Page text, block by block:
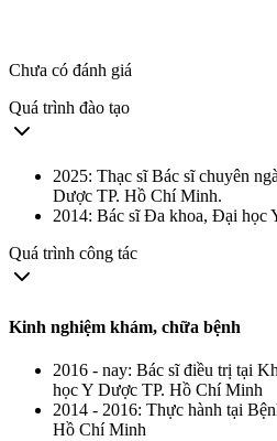
Chưa có đánh giá
Quá trình đào tạo
2025: Thạc sĩ Bác sĩ chuyên
Dược TP. Hồ Chí Minh.
2014: Bác sĩ Đa khoa, Đại học
Quá trình công tác
Kinh nghiệm khám, chữa bệnh
2016 - nay: Bác sĩ điều trị tại
học Y Dược TP. Hồ Chí Minh
2014 - 2016: Thực hành tại
Hồ Chí Minh